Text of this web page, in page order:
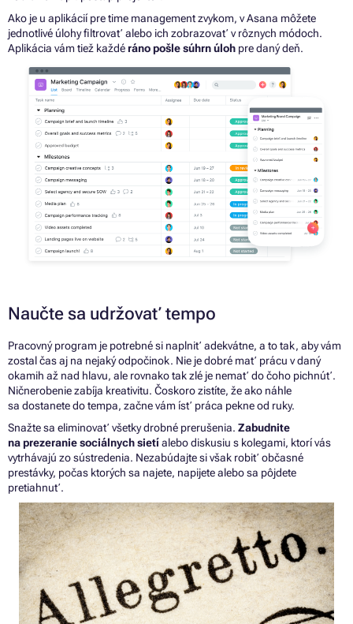
Ako je u aplikácií pre time management zvykom, vAsana môžete
jednotlivé úlohy filtrovať alebo ich zobrazovať vrôznych módoch.
Aplikácia vám tiež každéráno pošle súhrn úloh pre daný deň.
Naučte sa udržovať tempo
Pracovný program je potrebné si naplniť adekvátne, a to tak, aby vám
zostal čas aj na nejaký odpočinok. Nie je dobré mať prácu v daný
okamih až nad hlavu, ale rovnako tak zlé je nemať do čoho pichnúť.
Ničnerobenie zabíja kreativitu. Čoskoro zistíte, že ako náhle
sa dostanete do tempa, začne vám ísť práca pekne od ruky.
Snažte sa eliminovať všetky drobné prerušenia. Zabudnite
na prezeranie sociálnych sietíalebo diskusiu s kolegami, ktorí vás
vytrhávajú zo sústredenia. Nezabúdajte si však robiť občasné
prestávky, počas ktorých sa najete, napijete alebo sa pôjdete
pretiahnuť.